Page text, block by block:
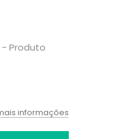
- Produto
informações